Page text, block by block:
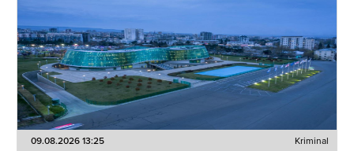
09.08.2026 13:25 Kriminal